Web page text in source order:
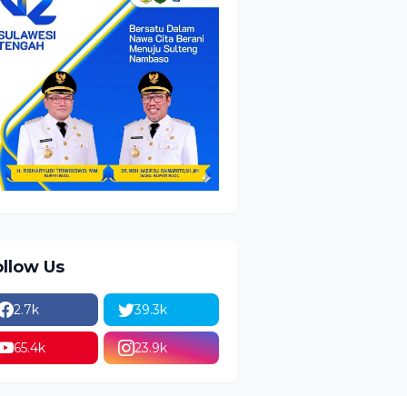
Us
2.7k 39.3k
65.4k 23.9k